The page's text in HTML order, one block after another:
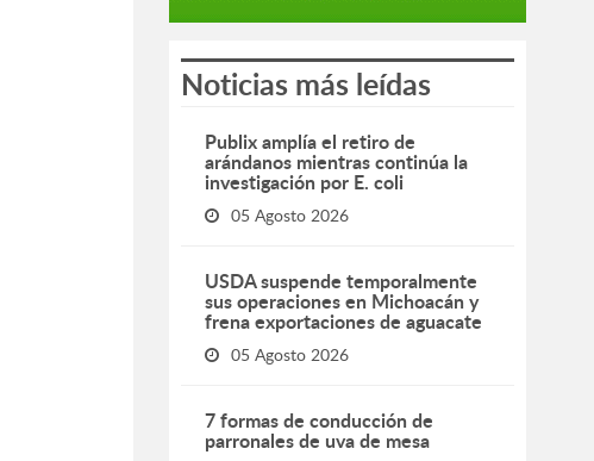
Noticias más leídas
Publix amplía el retiro de
arándanos mientras continúa la
investigación por E. coli
05 Agosto 2026
USDA suspende temporalmente
sus operaciones en Michoacán y
frena exportaciones de aguacate
05 Agosto 2026
7 formas de conducción de
parronales de uva de mesa